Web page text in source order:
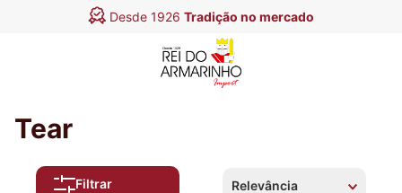
Desde 1926 Tradição no mercado
Tear
Filtrar Relevância